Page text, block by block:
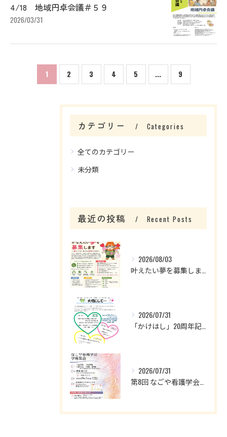
4/18 地域円卓会議＃５９
2026/03/31
1 2 3 4 5 ... 9
カテゴリー Categories
全てのカテゴリー
未分類
最近の投稿 Recent Posts
2026/08/03
2026/07/31
2026/07/31